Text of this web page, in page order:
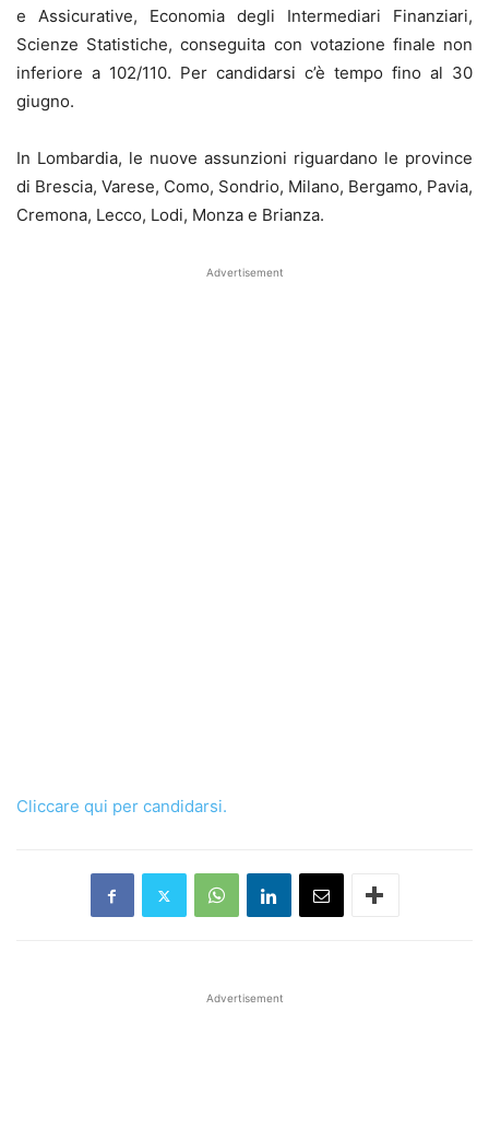
e Assicurative, Economia degli Intermediari Finanziari,
Scienze Statistiche, conseguita con votazione finale non
inferiore a 102/110. Per candidarsi c’è tempo fino al 30
giugno.
In Lombardia, le nuove assunzioni riguardano le province
di Brescia, Varese, Como, Sondrio, Milano, Bergamo, Pavia,
Cremona, Lecco, Lodi, Monza e Brianza.
Advertisement
Cliccare qui per candidarsi.
Advertisement